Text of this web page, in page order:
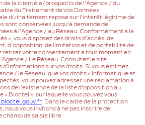
de la clientèle/prospects de l'Agence / du
du Traitement de vos Données
du traitement repose sur l'intérêt légitime de
sont conservées jusqu'à demande de
à l'Agence / au Réseau. Conformément à la
», vous disposez des droits d’accès, de
d’opposition, de limitation et de portabilité de
retirer votre consentement à tout moment en
/ Le Réseau. Consultez le site
d’informations sur vos droits. Si vous estimez,
/ le Réseau, que vos droits « Informatique et
vous pouvez adresser une réclamation à
de l’existence de la liste d'opposition au
Bloctel », sur laquelle vous pouvez vous
. Dans le cadre de la protection
nous vous invitons à ne pas inscrire de
champ de saisie libre.